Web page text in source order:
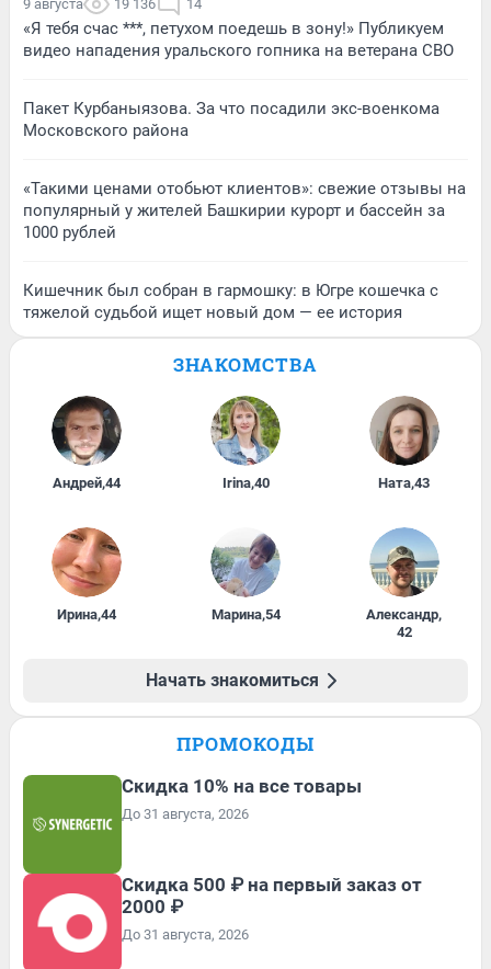
9 августа 19 136 14
«Я тебя счас ***, петухом поедешь в зону!» Публикуем
видео нападения уральского гопника на ветерана СВО
Пакет Курбаныязова. За что посадили экс-военкома
Московского района
«Такими ценами отобьют клиентов»: свежие отзывы на
популярный у жителей Башкирии курорт и бассейн за
1000 рублей
Кишечник был собран в гармошку: в Югре кошечка с
тяжелой судьбой ищет новый дом — ее история
ЗНАКОМСТВА
Андрей,44 Irina,40 Ната,43
Ирина,44 Марина,54 Александр,
42
Начать знакомиться
ПРОМОКОДЫ
Скидка 10% на все товары
До 31 августа, 2026
Скидка 500 ₽ на первый заказ от
2000 ₽
До 31 августа, 2026